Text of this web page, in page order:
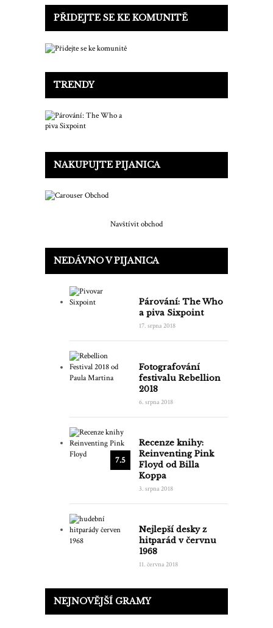
PŘIDEJTE SE KE KOMUNITĚ
TRENDY
NAKUPUJTE PIJANICA
Navštívit obchod
NEDÁVNO V PIJANICA
Párování: The Who
a piva Sixpoint
17. srpna 2018
Fotografování
festivalu Rebellion
2018
6. srpna 2018
7.5
Recenze knihy:
Reinventing Pink
Floyd od Billa
Koppa
3. srpna 2018
Nejlepší desky z
hitparád v červnu
1968
11. června 2018
NEJNOVĚJŠÍ GRAMY